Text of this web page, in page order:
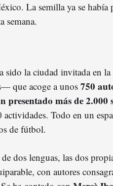
La semilla ya se había
semana.
sido la ciudad invitada en
que acoge a unos750
presentado más de 2.000
Todo en un
de fútbol.
dos lenguas, las dos
con autores